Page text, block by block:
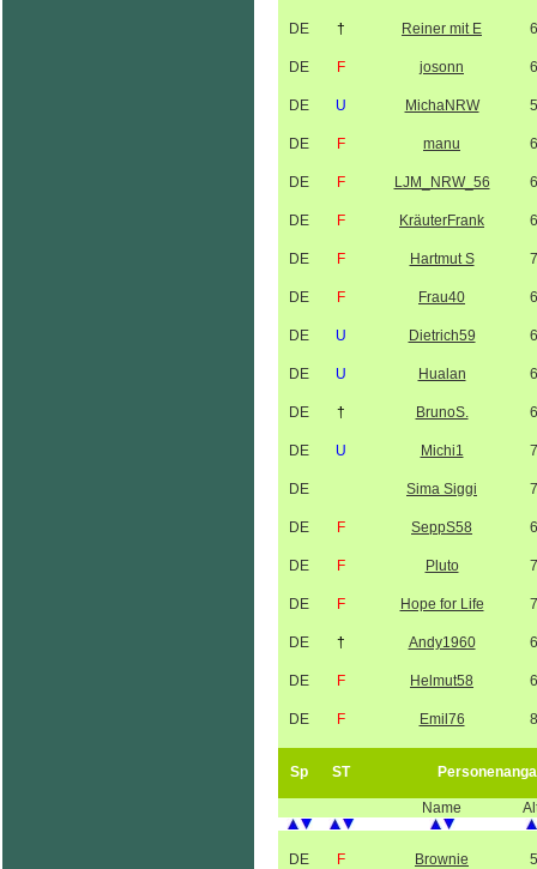
DE † Reiner mit E
DE F josonn
DE U MichaNRW
DE F manu
DE F LJM_NRW_56
DE F KräuterFrank
DE F Hartmut S
DE F Frau40
DE U Dietrich59
DE U Hualan
DE † BrunoS.
DE U Michi1
DE Sima Siggi
DE F SeppS58
DE F Pluto
DE F Hope for Life
DE † Andy1960
DE F Helmut58
DE F Emil76
Sp ST
Name
DE F Brownie